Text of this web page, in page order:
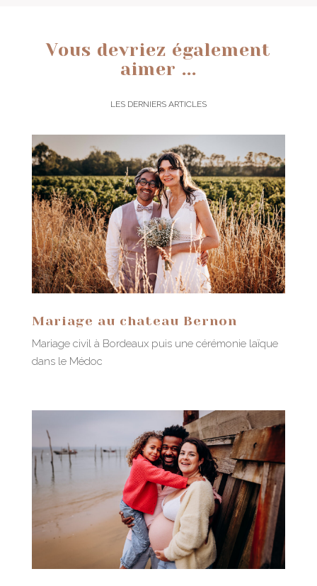
Vous devriez également
aimer ...
LES DERNIERS ARTICLES
Mariage au chateau Bernon
Mariage civil à Bordeaux puis une cérémonie laïque
dans le Médoc